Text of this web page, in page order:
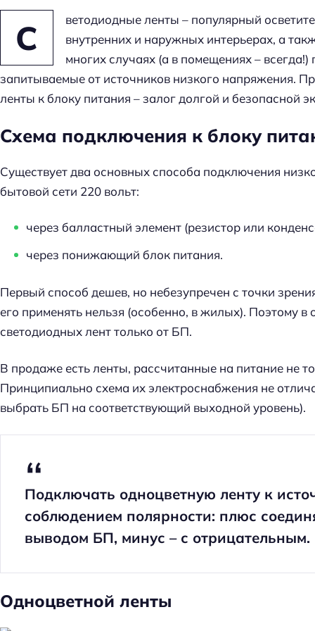
С
ветодиодные ленты – популярный
внутренних и наружных интерьерах, а
многих случаях (а в помещениях –
запитываемые от источников низкого напряжения.
ленты к блоку питания – залог долгой и безопасной
Схема подключения к блоку
Существует два основных способа подключения
бытовой сети 220 вольт:
через балластный элемент (резистор или
через понижающий блок питания.
Первый способ дешев, но небезупречен с точки
его применять нельзя (особенно, в жилых). Поэтому в
светодиодных лент только от БП.
В продаже есть ленты, рассчитанные на питание не
Принципиально схема их электроснабжения не
выбрать БП на соответствующий выходной уровень).
Подключать одноцветную ленту к
соблюдением полярности: плюс
выводом БП, минус – с отрицательным.
Одноцветной ленты